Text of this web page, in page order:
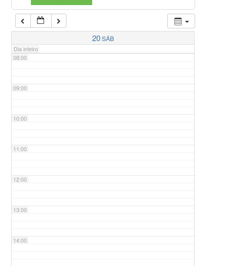
20SÁB
Dia inteiro
07:00
08:00
09:00
10:00
11:00
12:00
13:00
14:00